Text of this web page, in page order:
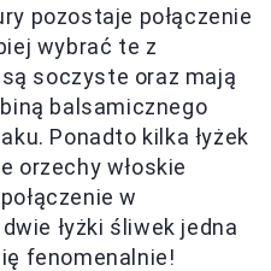
pozostaje połączenie
wybrać te z
soczyste oraz mają
balsamicznego
Ponadto kilka łyżek
orzechy włoskie
w
łyżki śliwek jedna
fenomenalnie!